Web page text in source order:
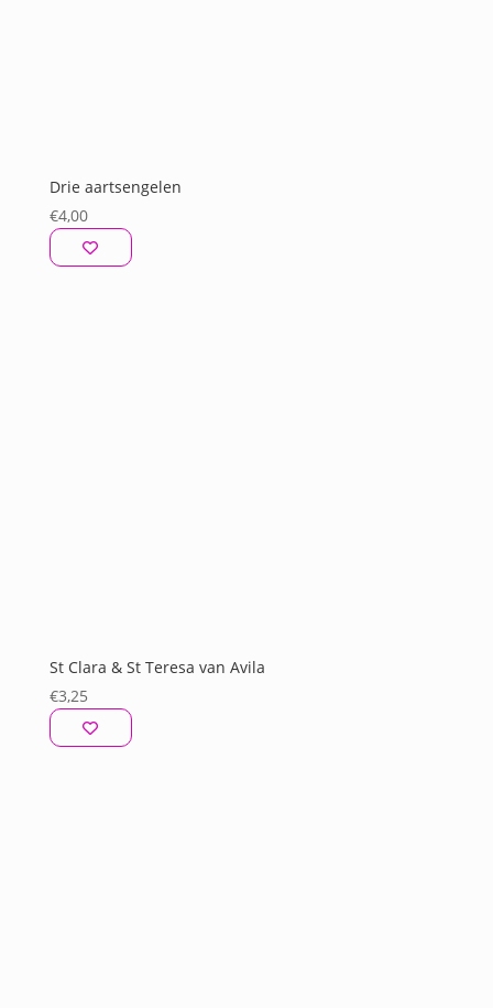
Drie aartsengelen
€4,00
St Clara & St Teresa van Avila
€3,25